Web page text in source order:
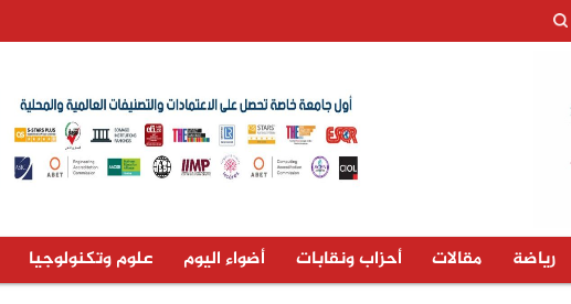
رياضة مقالات أحزاب ونقابات أضواء اليوم علوم وتكنولوجيا